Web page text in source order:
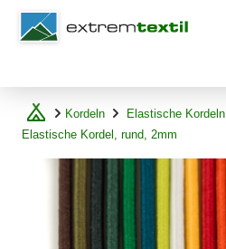
Shopware
Kordeln Elastische Kordeln
Elastische Kordel, rund, 2mm